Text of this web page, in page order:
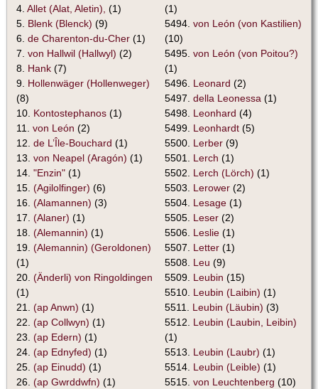
4. Allet (Alat, Aletin), (1)
5. Blenk (Blenck) (9)
6. de Charenton-du-Cher (1)
7. von Hallwil (Hallwyl) (2)
8. Hank (7)
9. Hollenwäger (Hollenweger)
(8)
10. Kontostephanos (1)
11. von León (2)
12. de L’Île-Bouchard (1)
13. von Neapel (Aragón) (1)
14. "Enzin" (1)
15. (Agilolfinger) (6)
16. (Alamannen) (3)
17. (Alaner) (1)
18. (Alemannin) (1)
19. (Alemannin) (Geroldonen)
(1)
20. (Änderli) von Ringoldingen
(1)
21. (ap Anwn) (1)
22. (ap Collwyn) (1)
23. (ap Edern) (1)
24. (ap Ednyfed) (1)
25. (ap Einudd) (1)
26. (ap Gwrddwfn) (1)
(1)
5494. von León (von Kastilien)
(10)
5495. von León (von Poitou?)
(1)
5496. Leonard (2)
5497. della Leonessa (1)
5498. Leonhard (4)
5499. Leonhardt (5)
5500. Lerber (9)
5501. Lerch (1)
5502. Lerch (Lörch) (1)
5503. Lerower (2)
5504. Lesage (1)
5505. Leser (2)
5506. Leslie (1)
5507. Letter (1)
5508. Leu (9)
5509. Leubin (15)
5510. Leubin (Laibin) (1)
5511. Leubin (Läubin) (3)
5512. Leubin (Laubin, Leibin)
(1)
5513. Leubin (Laubr) (1)
5514. Leubin (Leible) (1)
5515. von Leuchtenberg (10)